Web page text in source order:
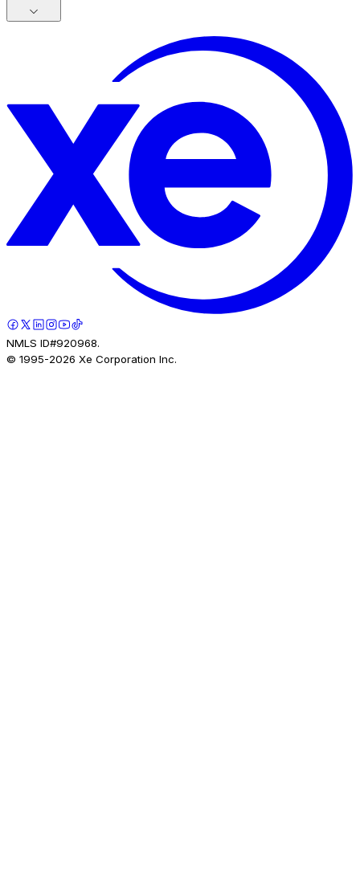
NMLS ID#920968.
© 1995-2026 Xe Corporation Inc.